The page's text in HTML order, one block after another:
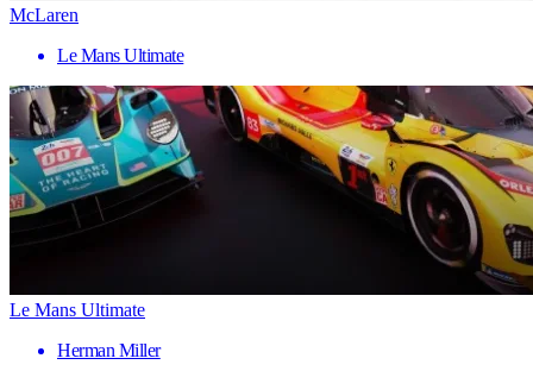
McLaren
Le Mans Ultimate
Le Mans Ultimate
Herman Miller